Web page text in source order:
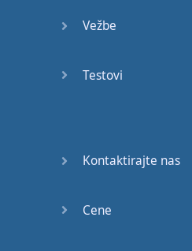
Vežbe
Testovi
Kontaktirajte nas
Cene